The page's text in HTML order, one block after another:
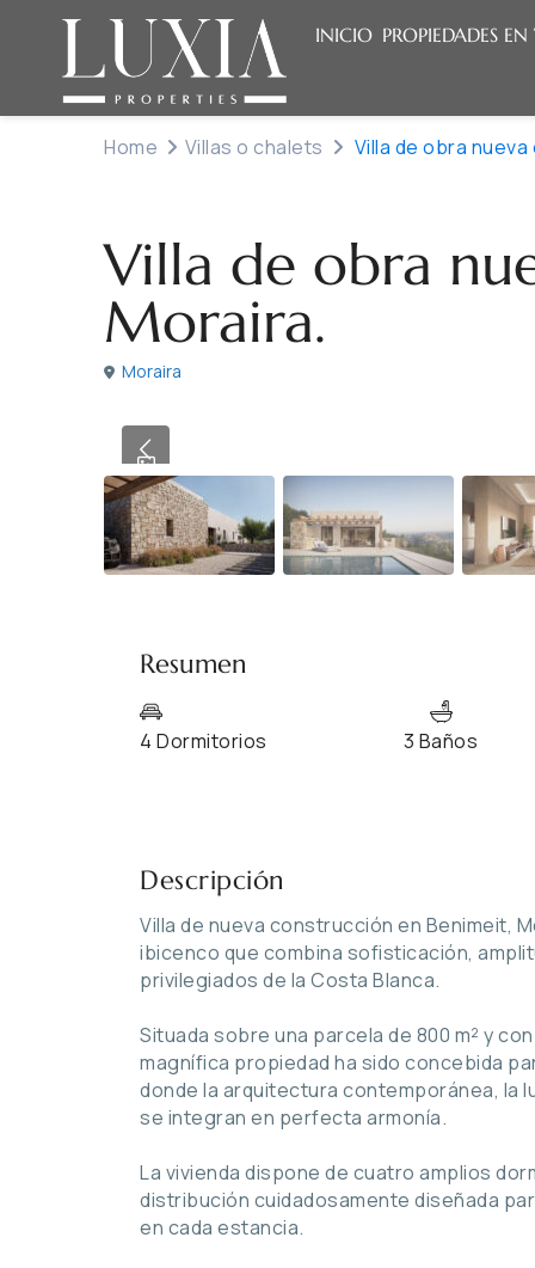
INICIO PROPIEDADES
Home Villas o chalets Villa de obra
Villa de obra
Moraira.
Moraira
Previous
Resumen
4 Dormitorios 3 Baños
Descripción
Villa de nueva construcción en Benimeit,
ibicenco que combina sofisticación,
privilegiados de la Costa Blanca.
Situada sobre una parcela de 800 m² y
magnífica propiedad ha sido concebida
donde la arquitectura contemporánea, la
se integran en perfecta armonía.
La vivienda dispone de cuatro amplios
distribución cuidadosamente diseñada
en cada estancia.